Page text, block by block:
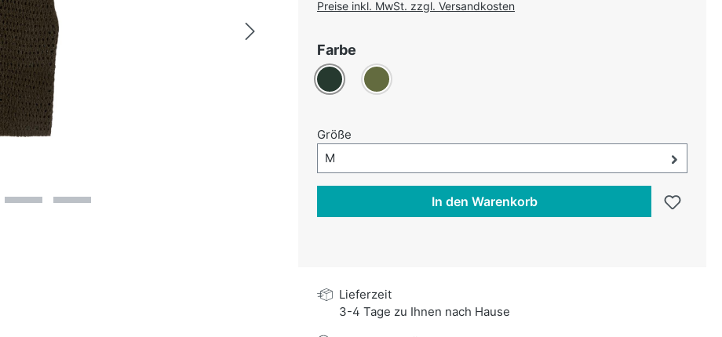
Preise inkl. MwSt. zzgl. Versandkosten
Farbe
Dunkelgrün
Oliv
Größe
Größe-Auswahl öffnen, aktuell ausgewählt:
M
In den Warenkorb
Lieferzeit
3-4 Tage zu Ihnen nach Hause